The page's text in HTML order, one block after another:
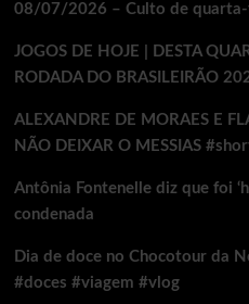
08/07/2026 – Culto de
JOGOS DE HOJE | DESTA
RODADA DO BRASILEIRÃO
ALEXANDRE DE MORAES E
NÃO DEIXAR O MESSIAS
Antônia Fontenelle diz que foi
condenada
Dia de doce no Chocotour da
#doces #viagem #vlog